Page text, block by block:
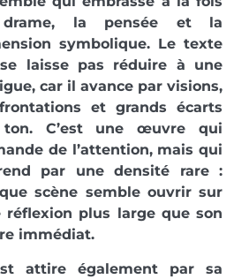
la pensée et la
symbolique. Le texte
laisse pas réduire à une
car il avance par visions,
et grands écarts
C’est une œuvre qui
de l’attention, mais qui
par une densité rare :
scène semble ouvrir sur
réflexion plus large que son
immédiat.
attire également par sa